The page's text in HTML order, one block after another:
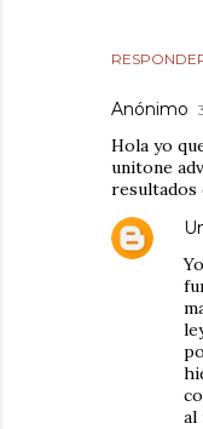
Anónimo
Hola yo
unitone
resultados
al